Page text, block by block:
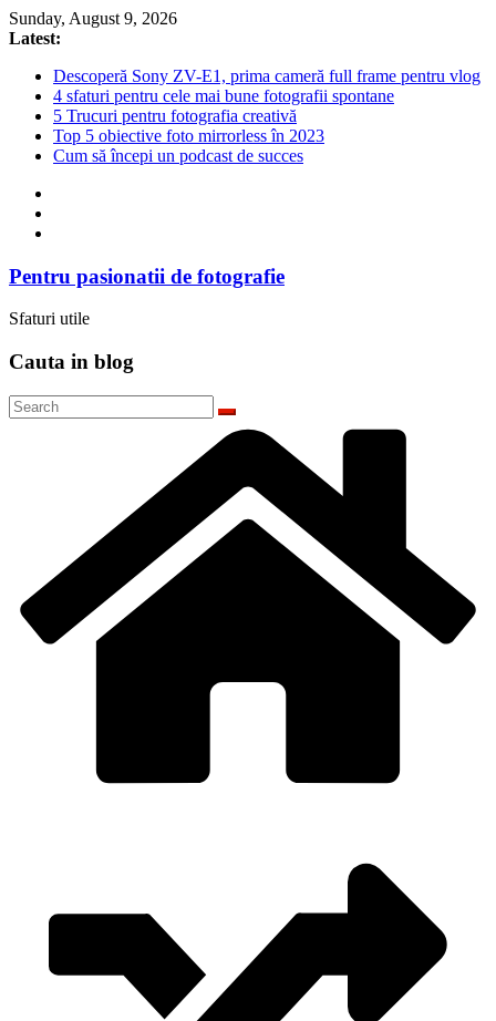
Skip
to
Sunday, August 9, 2026
Latest:
Descoperă Sony ZV-E1, prima cameră full frame pentru vlog
4 sfaturi pentru cele mai bune fotografii spontane
5 Trucuri pentru fotografia creativă
Top 5 obiective foto mirrorless în 2023
Cum să începi un podcast de succes
Pentru pasionatii de fotografie
Sfaturi utile
Cauta in blog